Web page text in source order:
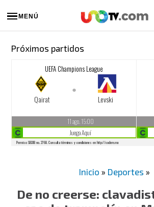
MENÚ
Próximos partidos
Inicio » Deportes »
De no creerse: